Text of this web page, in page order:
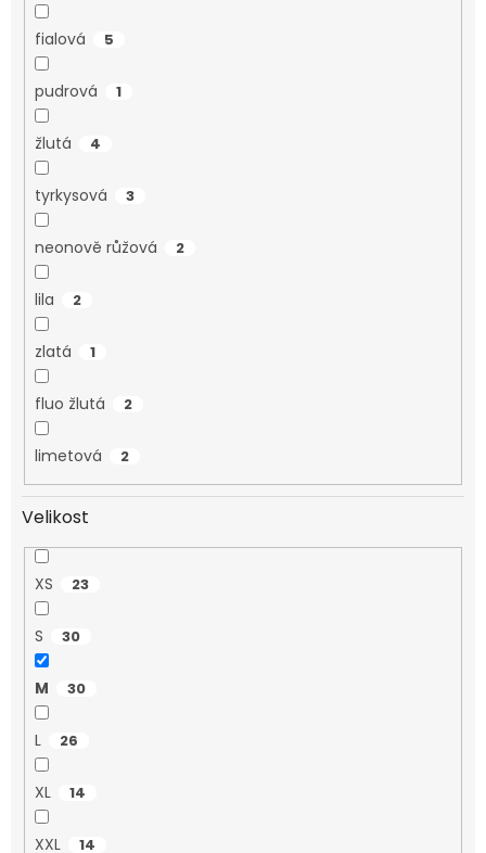
fialová 5
pudrová 1
žlutá 4
tyrkysová 3
neonově růžová 2
lila 2
zlatá 1
fluo žlutá 2
limetová 2
Velikost
XS 23
S 30
M 30
L 26
XL 14
XXL 14